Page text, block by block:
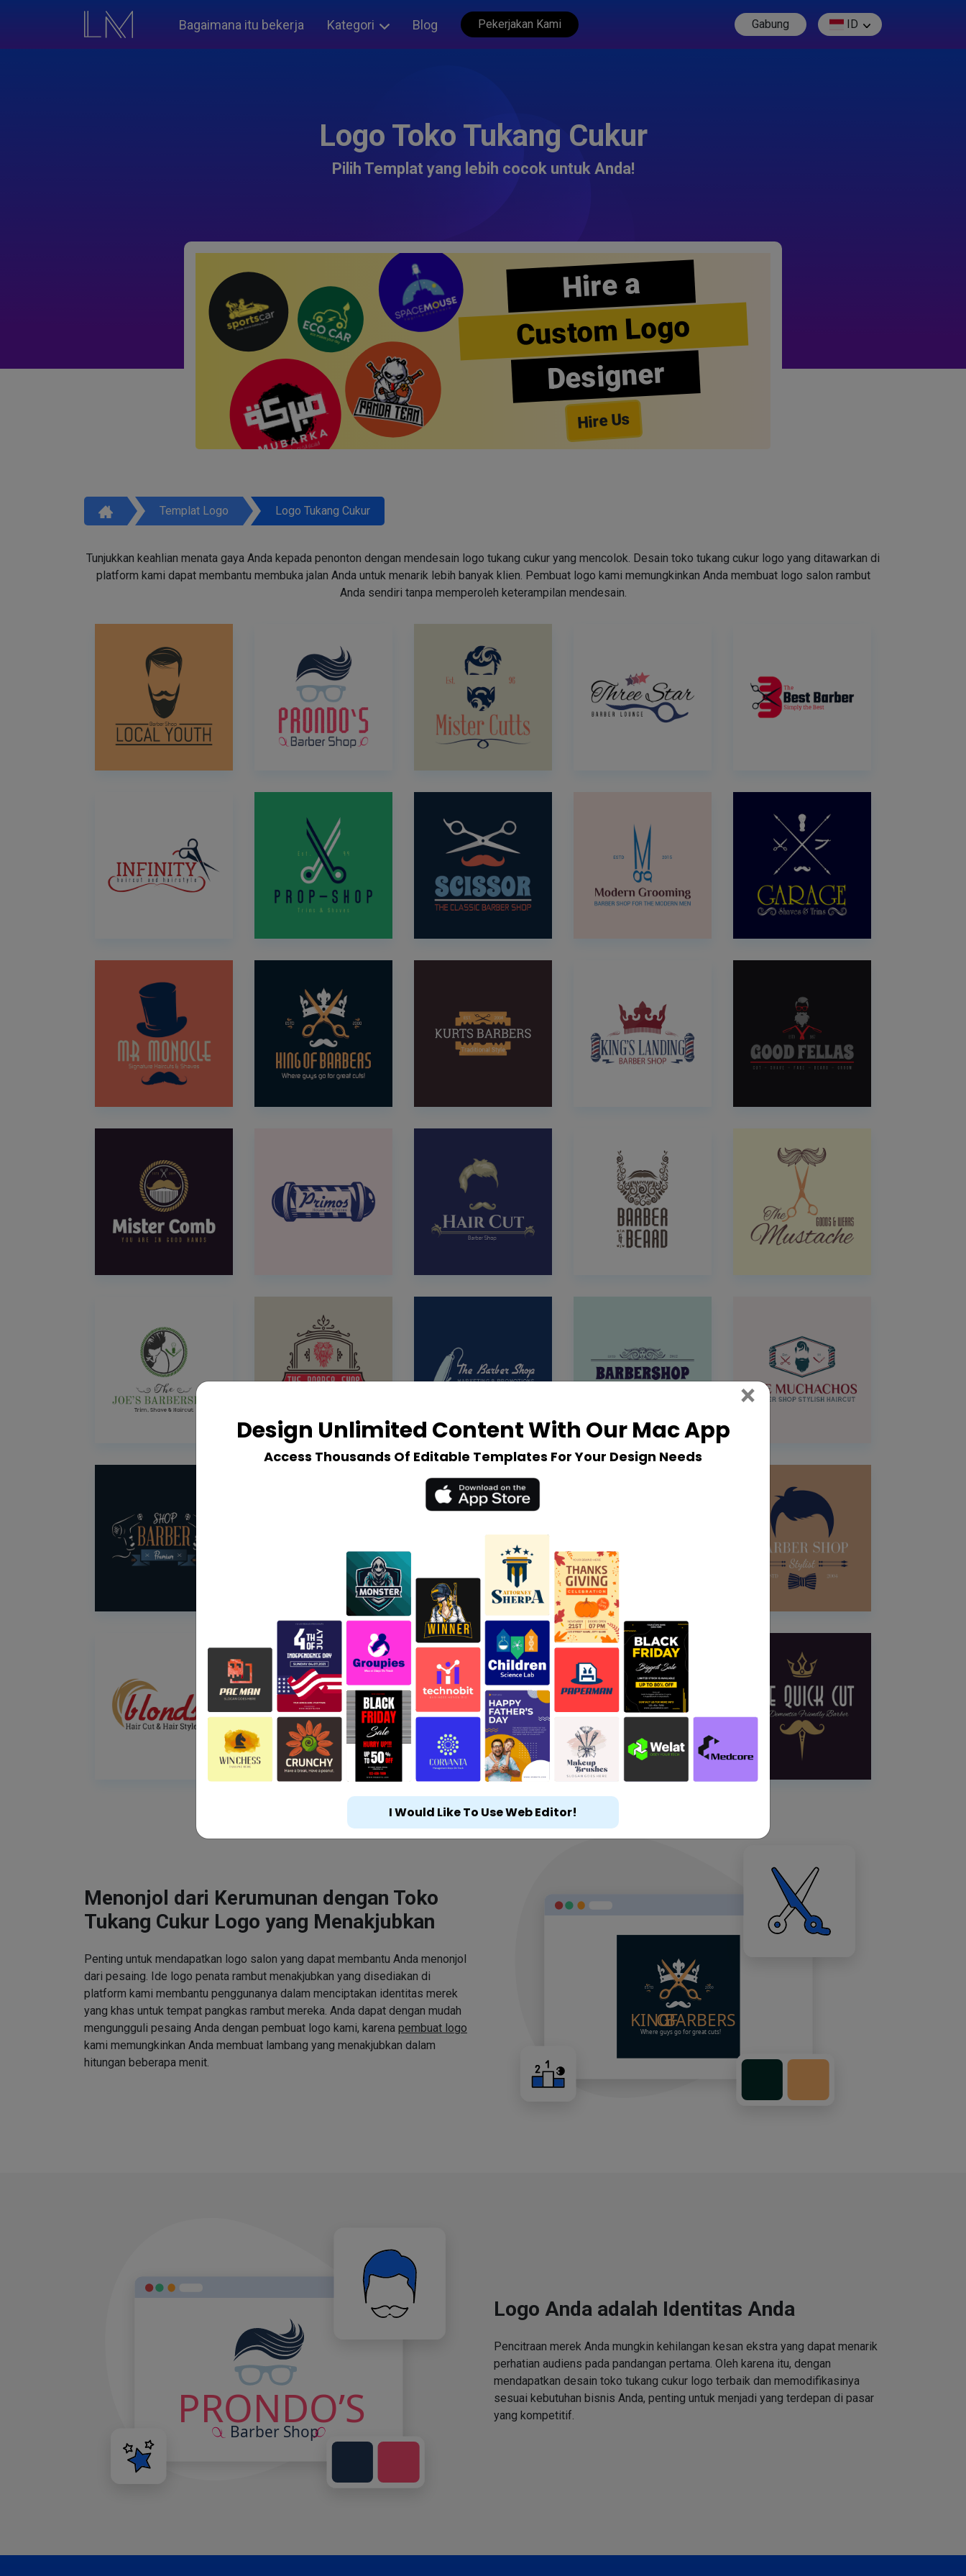
Bagaimana itu bekerja Kategori Blog Pekerjakan Kami Gabung ID
Logo Toko Tukang Cukur
Pilih Templat yang lebih cocok untuk Anda!
Hire a
Custom Logo
Designer
Hire Us
Templat Logo Logo Tukang Cukur
Tunjukkan keahlian menata gaya Anda kepada penonton dengan mendesain logo tukang cukur yang mencolok. Desain toko tukang cukur logo yang ditawarkan di
platform kami dapat membantu membuka jalan Anda untuk menarik lebih banyak klien. Pembuat logo kami memungkinkan Anda membuat logo salon rambut
Anda sendiri tanpa memperoleh keterampilan mendesain.
Menonjol dari Kerumunan dengan Toko
Tukang Cukur Logo yang Menakjubkan
Penting untuk mendapatkan logo salon yang dapat membantu Anda menonjol
dari pesaing. Ide logo penata rambut menakjubkan yang disediakan di
platform kami membantu penggunanya dalam menciptakan identitas merek
yang khas untuk tempat pangkas rambut mereka. Anda dapat dengan mudah
mengungguli pesaing Anda dengan pembuat logo kami, karena pembuat logo
kami memungkinkan Anda membuat lambang yang menakjubkan dalam
hitungan beberapa menit.
Logo Anda adalah Identitas Anda
Pencitraan merek Anda mungkin kehilangan kesan ekstra yang dapat menarik
perhatian audiens pada pandangan pertama. Oleh karena itu, dengan
mendapatkan desain toko tukang cukur logo terbaik dan memodifikasinya
sesuai kebutuhan bisnis Anda, penting untuk menjadi yang terdepan di pasar
yang kompetitif.
Design Unlimited Content With Our Mac App
Access Thousands Of Editable Templates For Your Design Needs
× Close
I Would Like To Use Web Editor!